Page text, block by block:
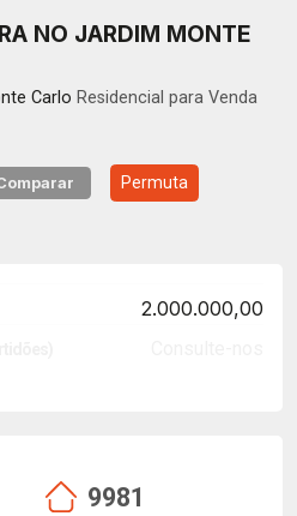
NO JARDIM MONTE
Carlo Residencial para Venda
Permuta
2.000.000,00
9981